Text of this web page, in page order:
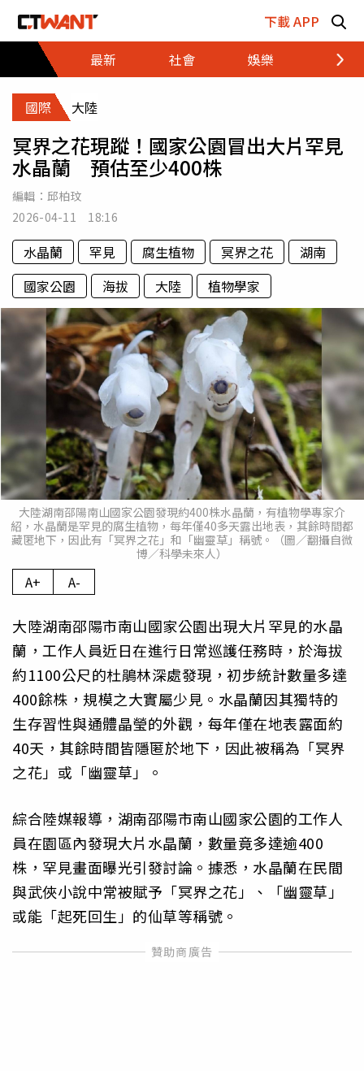
下載 APP
最新
社會 娛樂 財經
國際 大陸
冥界之花現蹤！國家公園冒出大片罕見
水晶蘭 預估至少400株
編輯： 邱柏玟
2026-04-11 18:16
水晶蘭 罕見 腐生植物 冥界之花
湖南
國家公園
海拔 大陸 植物學家
大陸湖南邵陽南山國家公園發現約400株水晶蘭，有植物學專家介
紹，水晶蘭是罕見的腐生植物，每年僅40多天露出地表，其餘時間都
藏匿地下，因此有「冥界之花」和「幽靈草」稱號。（圖／翻攝自微
博／科學未來人）
A+ A-
大陸湖南邵陽市南山國家公園出現大片罕見的水晶
蘭，工作人員近日在進行日常巡護任務時，於海拔
約1100公尺的杜鵑林深處發現，初步統計數量多達
400餘株，規模之大實屬少見。水晶蘭因其獨特的
生存習性與通體晶瑩的外觀，每年僅在地表露面約
40天，其餘時間皆隱匿於地下，因此被稱為「冥界
之花」或「幽靈草」。
綜合陸媒報導，湖南邵陽市南山國家公園的工作人
員在園區內發現大片水晶蘭，數量竟多達逾400
株，罕見畫面曝光引發討論。據悉，水晶蘭在民間
與武俠小說中常被賦予「冥界之花」、「幽靈草」
或能「起死回生」的仙草等稱號。